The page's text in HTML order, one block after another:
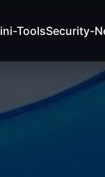
ToolsSecurity-
Key korrekt?)